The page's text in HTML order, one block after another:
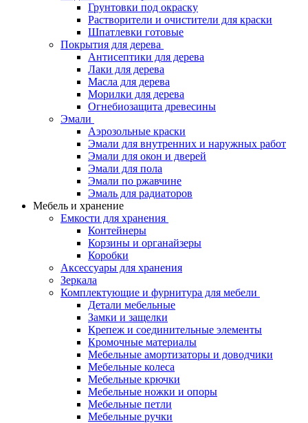
Грунтовки под окраску
Растворители и очистители для краски
Шпатлевки готовые
Покрытия для дерева
Антисептики для дерева
Лаки для дерева
Масла для дерева
Морилки для дерева
Огнебиозащита древесины
Эмали
Аэрозольные краски
Эмали для внутренних и наружных работ
Эмали для окон и дверей
Эмали для пола
Эмали по ржавчине
Эмаль для радиаторов
Мебель и хранение
Емкости для хранения
Контейнеры
Корзины и органайзеры
Коробки
Аксессуары для хранения
Зеркала
Комплектующие и фурнитура для мебели
Детали мебельные
Замки и защелки
Крепеж и соединительные элементы
Кромочные материалы
Мебельные амортизаторы и доводчики
Мебельные колеса
Мебельные крючки
Мебельные ножки и опоры
Мебельные петли
Мебельные ручки